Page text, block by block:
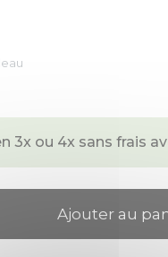
3x ou 4x sans frais
Ajouter au